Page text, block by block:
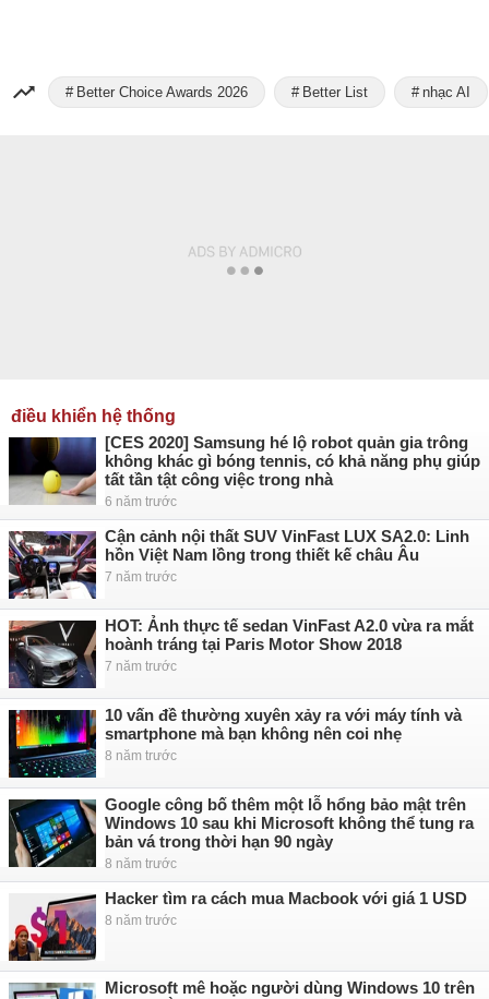
Better Choice Awards 2026 Better List nhạc AI
điều khiển hệ thống
[CES 2020] Samsung hé lộ robot quản gia trông
không khác gì bóng tennis, có khả năng phụ giúp
tất tần tật công việc trong nhà
6 năm trước
Cận cảnh nội thất SUV VinFast LUX SA2.0: Linh
hồn Việt Nam lồng trong thiết kế châu Âu
7 năm trước
HOT: Ảnh thực tế sedan VinFast A2.0 vừa ra mắt
hoành tráng tại Paris Motor Show 2018
7 năm trước
10 vấn đề thường xuyên xảy ra với máy tính và
smartphone mà bạn không nên coi nhẹ
8 năm trước
Google công bố thêm một lỗ hổng bảo mật trên
Windows 10 sau khi Microsoft không thể tung ra
bản vá trong thời hạn 90 ngày
8 năm trước
Hacker tìm ra cách mua Macbook với giá 1 USD
8 năm trước
Microsoft mê hoặc người dùng Windows 10 trên